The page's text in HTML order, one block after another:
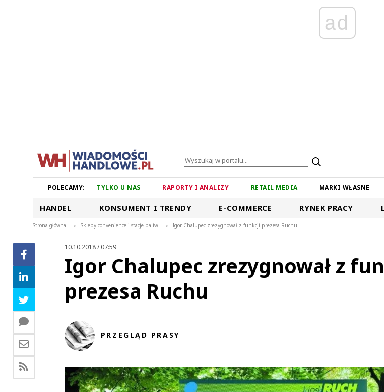
ad
POLECAMY: TYLKO U NAS RAPORTY I ANALIZY RETAIL MEDIA MARKI WŁASNE
HANDEL KONSUMENT I TRENDY E-COMMERCE RYNEK PRACY
Strona główna > Sklepy convenience i stacje paliw > Igor Chalupec zrezygnował z funkcji prezesa Ruchu
10.10.2018 / 07:59
Igor Chalupec zrezygnował z
prezesa Ruchu
PRZEGLĄD PRASY